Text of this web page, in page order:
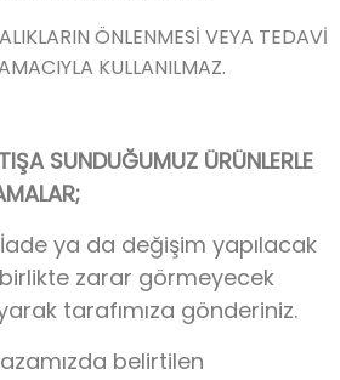
ÖNLENMESİ VEYA TEDAVİ
KULLANILMAZ.
SUNDUĞUMUZ ÜRÜNLERLE
ya da değişim yapılacak
zarar görmeyecek
tarafımıza gönderiniz.
belirtilen